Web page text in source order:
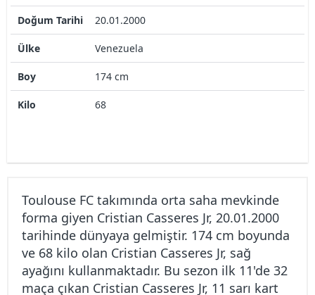
Doğum Tarihi 20.01.2000
Ülke Venezuela
Boy 174 cm
Kilo 68
Toulouse FC takımında orta saha mevkinde
forma giyen Cristian Casseres Jr, 20.01.2000
tarihinde dünyaya gelmiştir. 174 cm boyunda
ve 68 kilo olan Cristian Casseres Jr, sağ
ayağını kullanmaktadır. Bu sezon ilk 11'de 32
maça çıkan Cristian Casseres Jr, 11 sarı kart